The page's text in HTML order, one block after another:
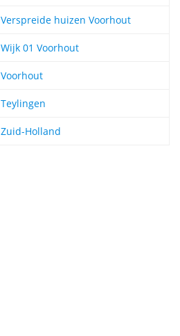
Verspreide huizen Voorhout
Wijk 01 Voorhout
Voorhout
Teylingen
Zuid-Holland